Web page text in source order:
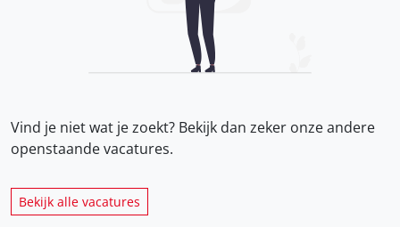
Vind je niet wat je zoekt? Bekijk dan zeker onzeandere
openstaande vacatures.
Bekijk alle vacatures